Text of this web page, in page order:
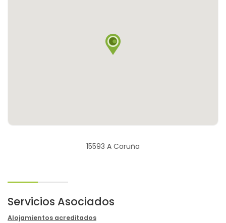
15593 A Coruña
Servicios Asociados
Alojamientos acreditados